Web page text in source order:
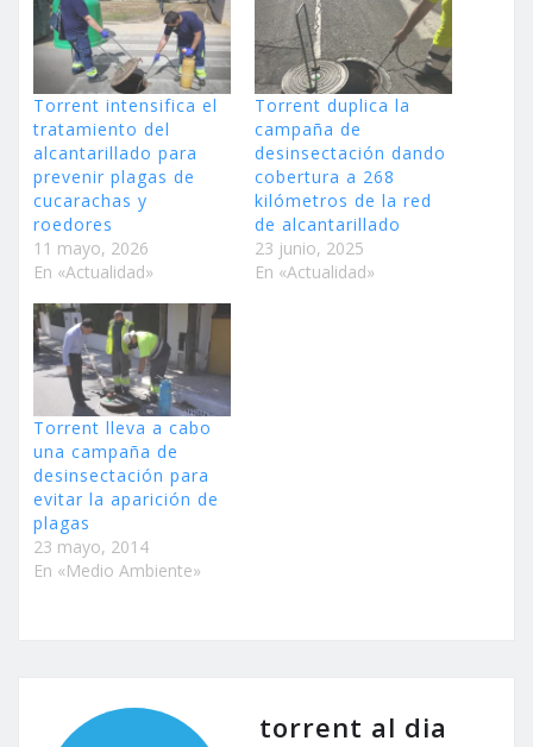
Torrent intensifica el
tratamiento del
alcantarillado para
prevenir plagas de
cucarachas y
roedores
11 mayo, 2026
En «Actualidad»
Torrent duplica la
campaña de
desinsectación dando
cobertura a 268
kilómetros de la red
de alcantarillado
23 junio, 2025
En «Actualidad»
Torrent lleva a cabo
una campaña de
desinsectación para
evitar la aparición de
plagas
23 mayo, 2014
En «Medio Ambiente»
torrent al dia